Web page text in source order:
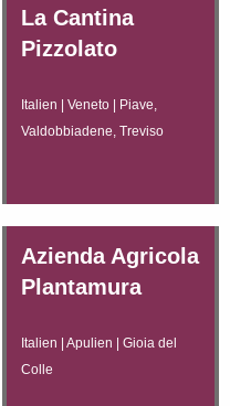
La Cantina
Pizzolato
Italien | Veneto | Piave,
Valdobbiadene, Treviso
Azienda Agricola
Plantamura
Italien | Apulien | Gioia del
Colle